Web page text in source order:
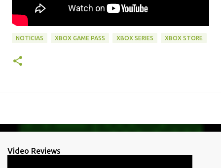
NOTICIAS XBOX GAME PASS XBOX SERIES XBOX STORE
Video Reviews